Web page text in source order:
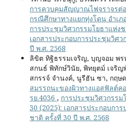
การควบคุมสัญญาณไฟจราจรต่
กรณีศึกษาทางแยกทุ่งโดน อำเ
การประชุมวิศวกรรมโยธาแห่ง
เอกสารประกอบการประชุมวิศ
ปี พ.ศ. 2568
ลิขิต ทิฐิธรรมเจริญ, บุญจอม พร
สกนธ์ พิทักษ์วินัย, พิทยุตม์ เจริ
สกรรจ์ จำนงค์, นูรีฮัน ซา, กฤษ
สมรรถนะของผิวทางแอสฟัลต์
รย.4036 , การประชุมวิศวกรร
30 (2025): เอกสารประกอบกา
ชาติ ครั้งที่ 30 ปี พ.ศ. 2568